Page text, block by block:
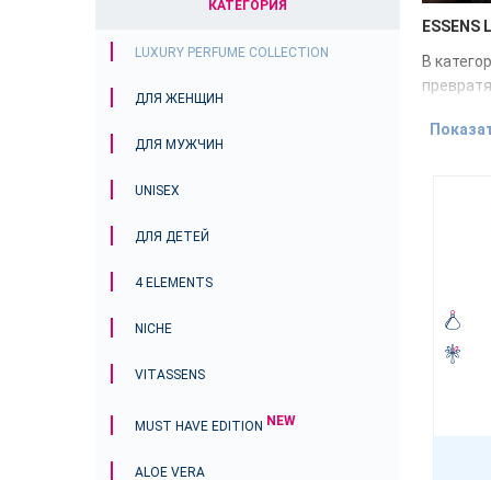
КАТЕГОРИЯ
LUXURY PERFUME COLLECTION
ДЛЯ ЖЕНЩИН
ДЛЯ МУЖЧИН
UNISEX
ДЛЯ ДЕТЕЙ
4 ELEMENTS
NICHE
VITASSENS
MUST HAVE EDITION NEW
ALOE VERA
В
Luxury